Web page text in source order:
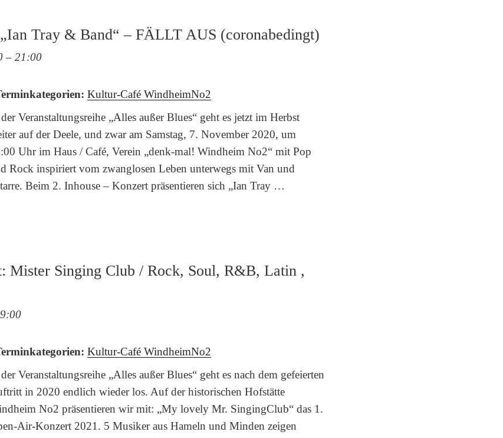
Tray & Band“ – FÄLLT AUS (coronabedingt)
– 21:00
Kultur-Café WindheimNo2
Veranstaltungsreihe „Alles außer Blues“ geht es jetzt im Herbst
auf der Deele, und zwar am Samstag, 7. November 2020, um
Uhr im Haus / Café, Verein „denk-mal! Windheim No2“ mit Pop
Rock inspiriert vom zwanglosen Leben unterwegs mit Van und
Beim 2. Inhouse – Konzert präsentieren sich „Ian Tray …
Mister Singing Club / Rock, Soul, R&B, Latin ,
Kultur-Café WindheimNo2
Veranstaltungsreihe „Alles außer Blues“ geht es nach dem gefeierten
in 2020 endlich wieder los. Auf der historischen Hofstätte
No2 präsentieren wir mit: „My lovely Mr. SingingClub“ das 1.
Air-Konzert 2021. 5 Musiker aus Hameln und Minden zeigen